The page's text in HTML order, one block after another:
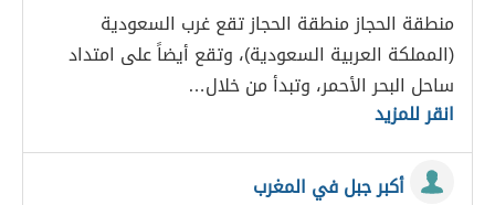
منطقة الحجاز منطقة الحجاز تقع غرب السعودية
(المملكة العربية السعودية)، وتقع أيضاً على امتداد
ساحل البحر الأحمر، وتبدأ من خلال…
انقر للمزيد
أكبر جبل في المغرب